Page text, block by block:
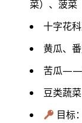
菜）、菠菜
十字花
黄瓜、
苦瓜——
豆类蔬
目标